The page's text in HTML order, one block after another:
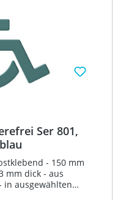
Ser 801,
- 150 mm
mm dick - aus
in ausgewählten